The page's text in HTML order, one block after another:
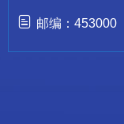
邮编：453000